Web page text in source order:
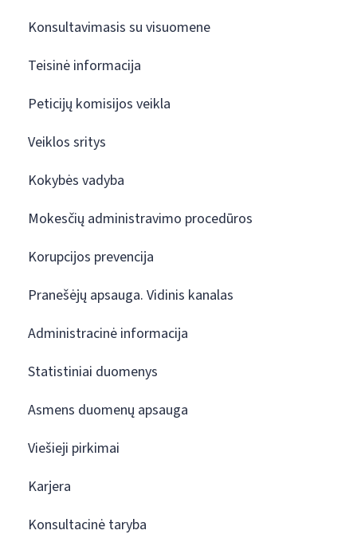
Konsultavimasis su visuomene
Teisinė informacija
Peticijų komisijos veikla
Veiklos sritys
Kokybės vadyba
Mokesčių administravimo procedūros
Korupcijos prevencija
Pranešėjų apsauga. Vidinis kanalas
Administracinė informacija
Statistiniai duomenys
Asmens duomenų apsauga
Viešieji pirkimai
Karjera
Konsultacinė taryba